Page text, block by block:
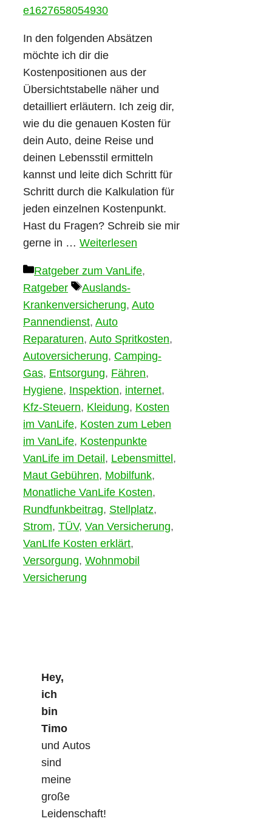
In den folgenden Absätzen
möchte ich dir die
Kostenpositionen aus der
Übersichtstabelle näher und
detailliert erläutern. Ich zeig dir,
wie du die genauen Kosten für
dein Auto, deine Reise und
deinen Lebensstil ermitteln
kannst und leite dich Schritt für
Schritt durch die Kalkulation für
jeden einzelnen Kostenpunkt.
Hast du Fragen? Schreib sie mir
gerne in … Weiterlesen
Kategorien
Ratgeber zum VanLife,
Ratgeber
Schlagwörter
Auslands-
Krankenversicherung, Auto
Pannendienst, Auto
Reparaturen, Auto Spritkosten,
Autoversicherung, Camping-
Gas, Entsorgung, Fähren,
Hygiene, Inspektion, internet,
Kfz-Steuern, Kleidung, Kosten
im VanLife, Kosten zum Leben
im VanLife, Kostenpunkte
VanLife im Detail , Lebensmittel ,
Maut Gebühren, Mobilfunk,
Monatliche VanLife Kosten,
Rundfunkbeitrag, Stellplatz,
Strom, TÜV, Van Versicherung,
VanLIfe Kosten erklärt,
Versorgung, Wohnmobil
Versicherung
Hey,
ich
bin
Timo
und Autos
sind
meine
große
Leidenschaft!